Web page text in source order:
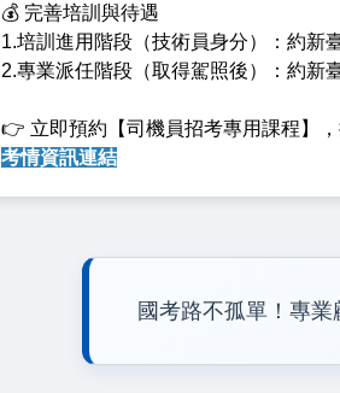
💰 完善培訓與待遇
1.培訓進用階段（技術員身分）：約新
2.專業派任階段（取得駕照後）：約新
👉 立即預約【司機員招考專用課程】
考情資訊連結
國考路不孤單！專業